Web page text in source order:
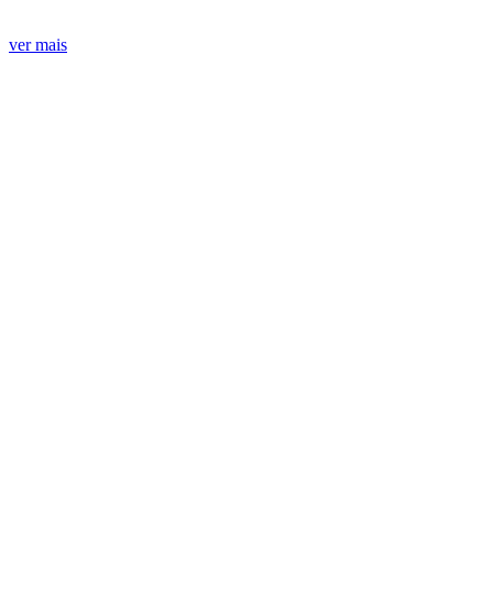
ver mais